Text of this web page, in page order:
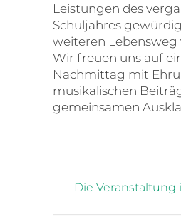
Leistungen des
Schuljahres
weiteren Lebensweg
Wir freuen uns auf
Nachmittag mit
musikalischen
gemeinsamen
Die Veranstaltung